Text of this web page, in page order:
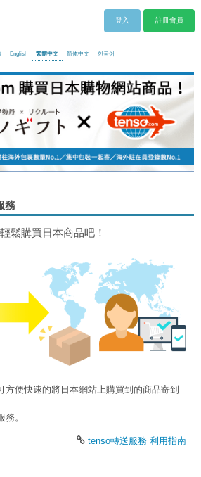
登入 註冊會員
English 繁體中文 简体中文 한국어
務
鬆購買日本商品吧！
方便快速的將日本網站上購買到的商品寄到
。
tenso轉送服務 利用指南